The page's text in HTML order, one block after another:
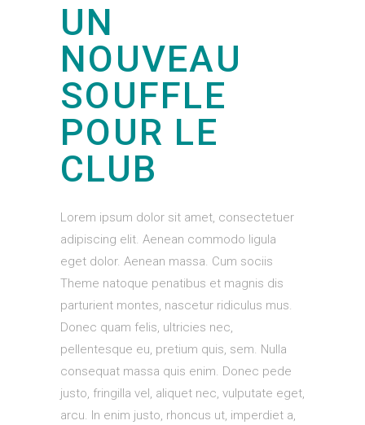
UN
NOUVEAU
SOUFFLE
POUR LE
CLUB
Lorem ipsum dolor sit amet, consectetuer
adipiscing elit. Aenean commodo ligula
eget dolor. Aenean massa. Cum sociis
Theme natoque penatibus et magnis dis
parturient montes, nascetur ridiculus mus.
Donec quam felis, ultricies nec,
pellentesque eu, pretium quis, sem. Nulla
consequat massa quis enim. Donec pede
justo, fringilla vel, aliquet nec, vulputate eget,
arcu. In enim justo, rhoncus ut, imperdiet a,